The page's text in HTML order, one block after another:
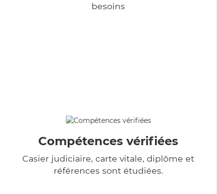
besoins
Compétences vérifiées
Casier judiciaire, carte vitale, diplôme et
références sont étudiées.